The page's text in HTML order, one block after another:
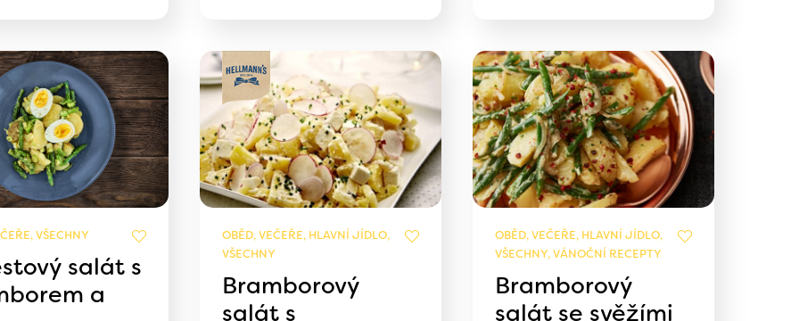
VŠECHNY
salát s
a
OBĚD, VEČEŘE, HLAVNÍ JÍDLO,
VŠECHNY
Bramborový
salát s
OBĚD, VEČEŘE, HLAVNÍ JÍDLO,
VŠECHNY, VÁNOČNÍ RECEPTY
Bramborový
salát se svěžími